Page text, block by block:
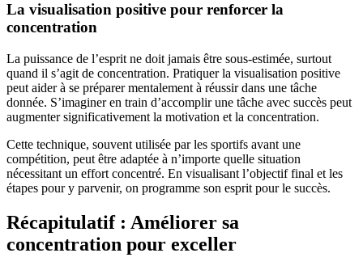
La visualisation positive pour renforcer la
concentration
La puissance de l’esprit ne doit jamais être sous-estimée, surtout
quand il s’agit de concentration. Pratiquer la visualisation positive
peut aider à se préparer mentalement à réussir dans une tâche
donnée. S’imaginer en train d’accomplir une tâche avec succès peut
augmenter significativement la motivation et la concentration.
Cette technique, souvent utilisée par les sportifs avant une
compétition, peut être adaptée à n’importe quelle situation
nécessitant un effort concentré. En visualisant l’objectif final et les
étapes pour y parvenir, on programme son esprit pour le succès.
Récapitulatif : Améliorer sa
concentration pour exceller